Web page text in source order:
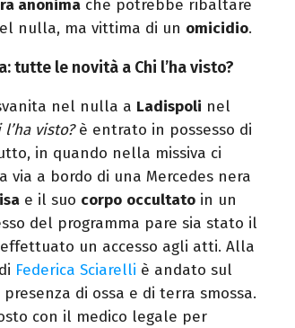
anonima che potrebbe ribaltare
nulla, ma vittima di un omicidio.
tutte le novità a Chi l’ha visto?
nel nulla a Ladispoli nel
l’ha visto?è entrato in possesso di
in quando nella missiva ci
a bordo di una Mercedes nera
e il suo corpo occultato in un
del programma pare sia stato il
un accesso agli atti. Alla
Federica Sciarelli è andato sul
di ossa e di terra smossa.
con il medico legale per